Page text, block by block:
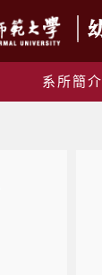
系所簡介